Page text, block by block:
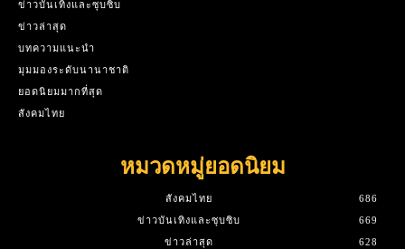
ข่าวบันเทิงและซุบซิบ
ข่าวล่าสุด
บทความแนะนำ
มุมมองระดับนานาชาติ
ยอดนิยมมากที่สุด
สังคมไทย
หมวดหมู่ยอดนิยม
สังคมไทย
686
ข่าวบันเทิงและซุบซิบ
669
ข่าวล่าสุด
628